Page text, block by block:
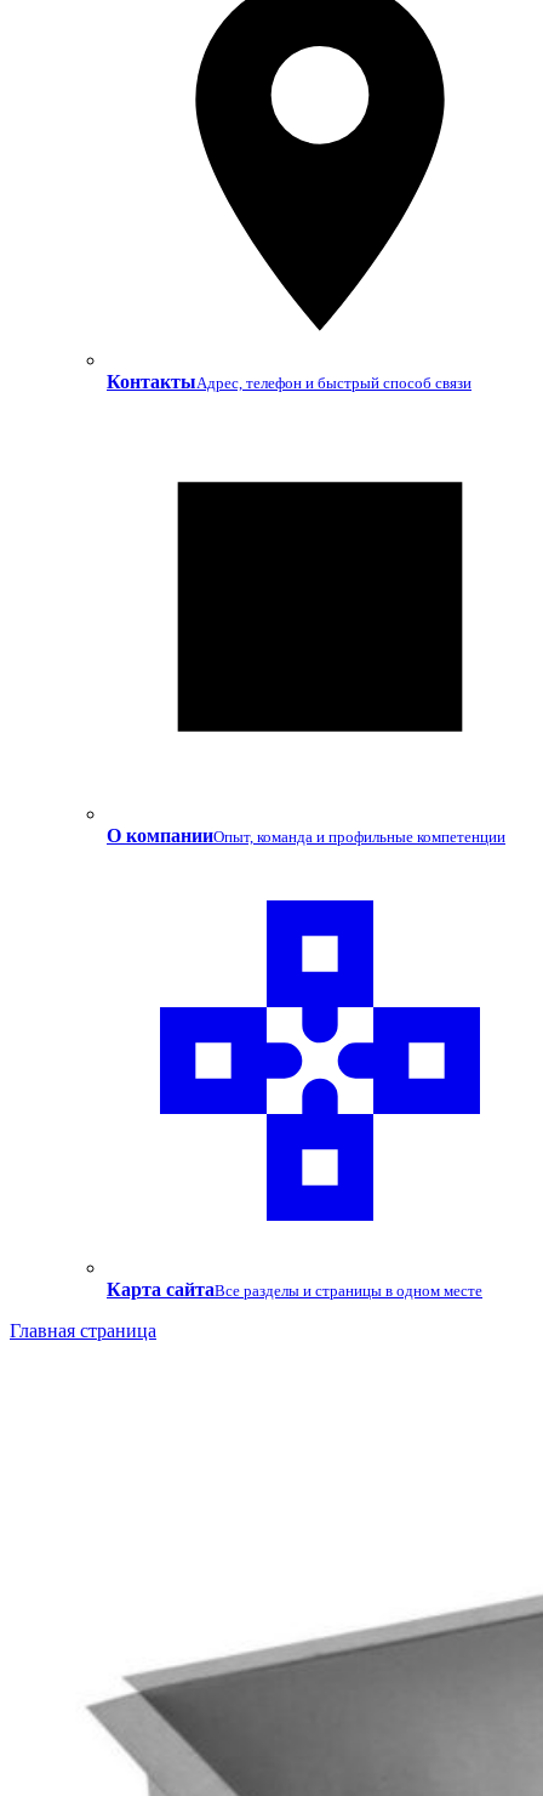
КонтактыАдрес, телефон и быстрый способ связи
О компанииОпыт, команда и профильные компетенции
Карта сайтаВсе разделы и страницы в одном месте
Главная страница